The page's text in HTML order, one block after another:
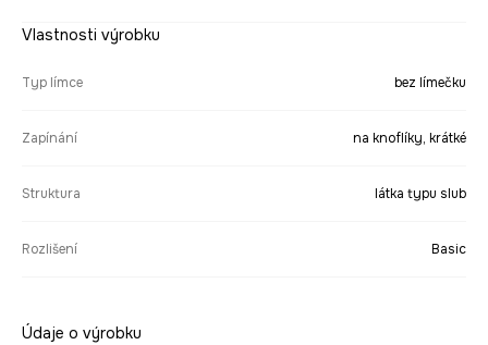
Vlastnosti výrobku
Typ límce bez límečku
Zapínání na knoflíky, krátké
Struktura látka typu slub
Rozlišení Basic
Údaje o výrobku